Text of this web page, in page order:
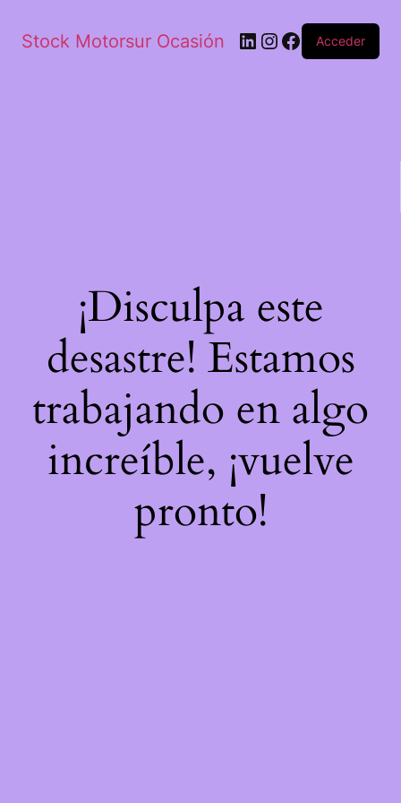
Stock Motorsur Ocasión Acceder
¡Disculpa este
desastre! Estamos
trabajando en algo
increíble, ¡vuelve
pronto!